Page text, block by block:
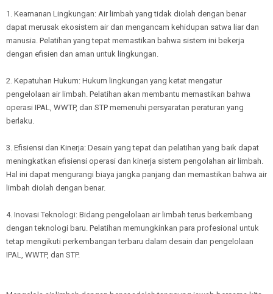
1. Keamanan Lingkungan: Air limbah yang tidak diolah dengan benar
dapat merusak ekosistem air dan mengancam kehidupan satwa liar dan
manusia. Pelatihan yang tepat memastikan bahwa sistem ini bekerja
dengan efisien dan aman untuk lingkungan.
2. Kepatuhan Hukum: Hukum lingkungan yang ketat mengatur
pengelolaan air limbah. Pelatihan akan membantu memastikan bahwa
operasi IPAL, WWTP, dan STP memenuhi persyaratan peraturan yang
berlaku.
3. Efisiensi dan Kinerja: Desain yang tepat dan pelatihan yang baik dapat
meningkatkan efisiensi operasi dan kinerja sistem pengolahan air limbah.
Hal ini dapat mengurangi biaya jangka panjang dan memastikan bahwa air
limbah diolah dengan benar.
4. Inovasi Teknologi: Bidang pengelolaan air limbah terus berkembang
dengan teknologi baru. Pelatihan memungkinkan para profesional untuk
tetap mengikuti perkembangan terbaru dalam desain dan pengelolaan
IPAL, WWTP, dan STP.